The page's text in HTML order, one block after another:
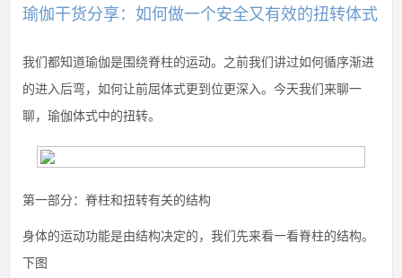
瑜伽干货分享：如何做一个安全又有效的扭转体式
我们都知道瑜伽是围绕脊柱的运动。之前我们讲过如何循序渐进
的进入后弯，如何让前屈体式更到位更深入。今天我们来聊一
聊，瑜伽体式中的扭转。
第一部分：脊柱和扭转有关的结构
身体的运动功能是由结构决定的，我们先来看一看脊柱的结构。
下图